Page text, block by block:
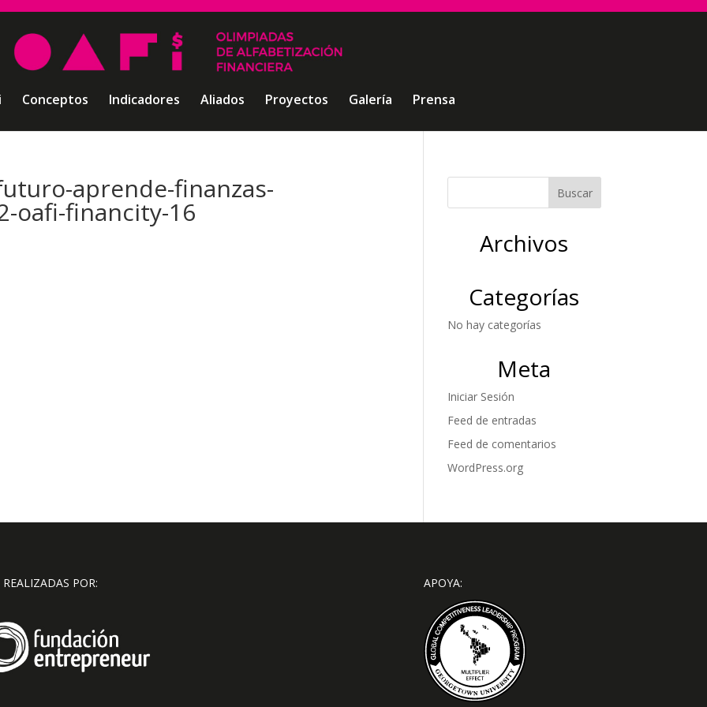
Conceptos Indicadores Aliados Proyectos Galería Prensa
aprende-finanzas-
oafi-financity-16
Archivos
Categorías
No hay categorías
Meta
Iniciar Sesión
Feed de entradas
Feed de comentarios
WordPress.org
POR: APOYA: